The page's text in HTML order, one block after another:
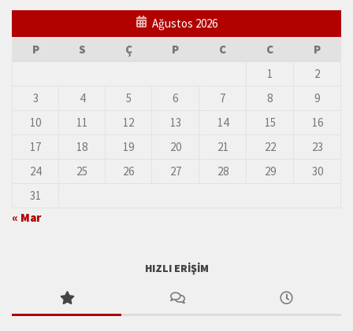
Ağustos 2026
P
S Ç P C C
P
1
2
3
4 5 6 7 8
9
10
11 12 13 14 15
16
17
18 19 20 21 22
23
24
25 26 27 28 29
30
31
« Mar
HIZLI ERIŞIM